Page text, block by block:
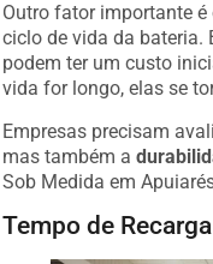
Outro fator importante
ciclo de vida da bateria.
podem ter um custo
vida for longo, elas se
Empresas precisam
mas também a
Sob Medida em
Tempo de